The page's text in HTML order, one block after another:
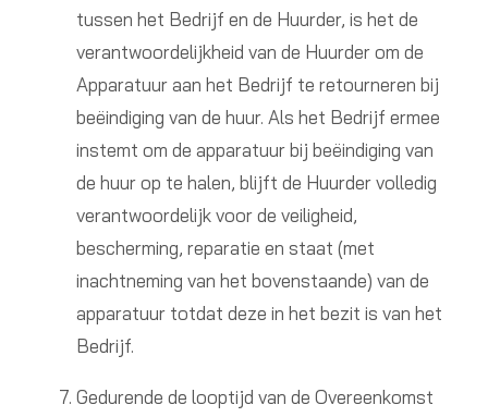
tussen het Bedrijf en de Huurder, is het de
verantwoordelijkheid van de Huurder om de
Apparatuur aan het Bedrijf te retourneren bij
beëindiging van de huur. Als het Bedrijf ermee
instemt om de apparatuur bij beëindiging van
de huur op te halen, blijft de Huurder volledig
verantwoordelijk voor de veiligheid,
bescherming, reparatie en staat (met
inachtneming van het bovenstaande) van de
apparatuur totdat deze in het bezit is van het
Bedrijf.
Gedurende de looptijd van de Overeenkomst